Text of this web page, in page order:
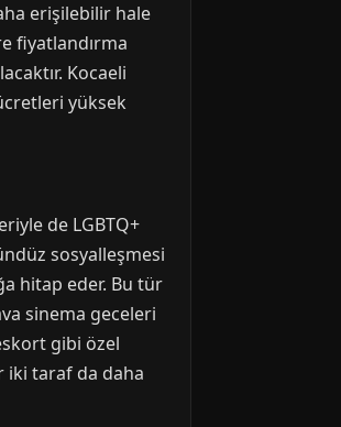
erişilebilir hale
fiyatlandırma
Kocaeli
yüksek
de LGBTQ+
sosyalleşmesi
hitap eder. Bu tür
sinema geceleri
gibi özel
iki taraf da daha